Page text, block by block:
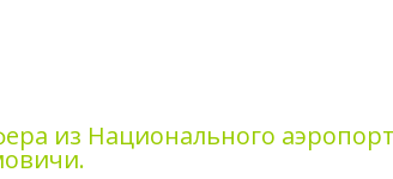
из Национального